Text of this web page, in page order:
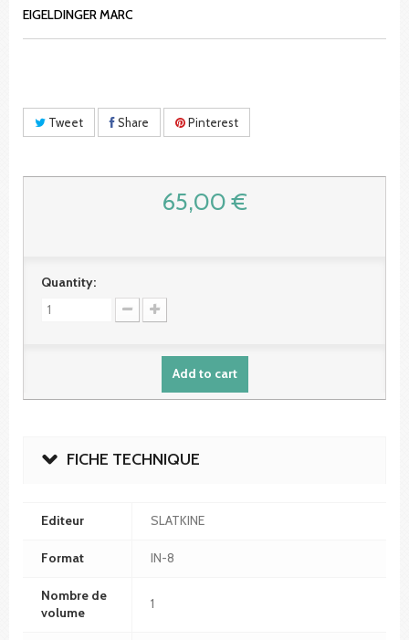
EIGELDINGER MARC
Tweet Share Pinterest
65,00 €
Quantity:
Add to cart
FICHE TECHNIQUE
Editeur SLATKINE
Format IN-8
Nombre de
volume
1